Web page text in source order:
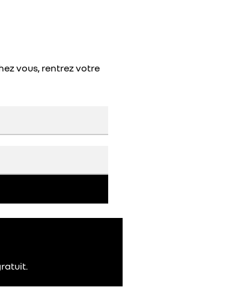
vous, rentrez votre